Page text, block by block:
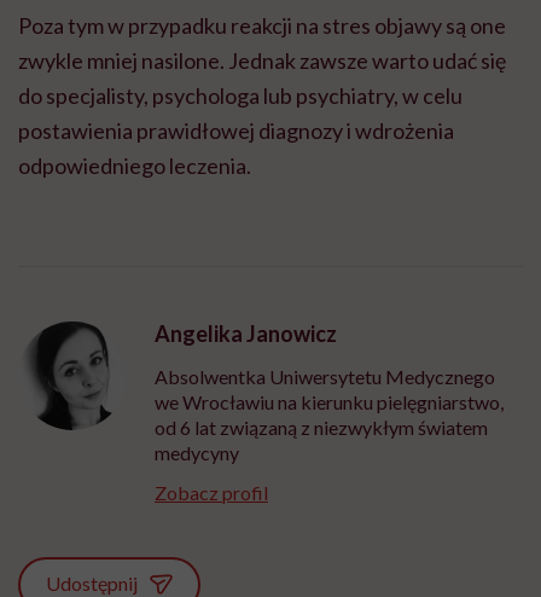
Poza tym w przypadku reakcji na stres objawy są one
zwykle mniej nasilone. Jednak zawsze warto udać się
do specjalisty, psychologa lub psychiatry, w celu
postawienia prawidłowej diagnozy i wdrożenia
odpowiedniego leczenia.
Angelika Janowicz
Absolwentka Uniwersytetu Medycznego
we Wrocławiu na kierunku pielęgniarstwo,
od 6 lat związaną z niezwykłym światem
medycyny
Zobacz profil
Udostępnij